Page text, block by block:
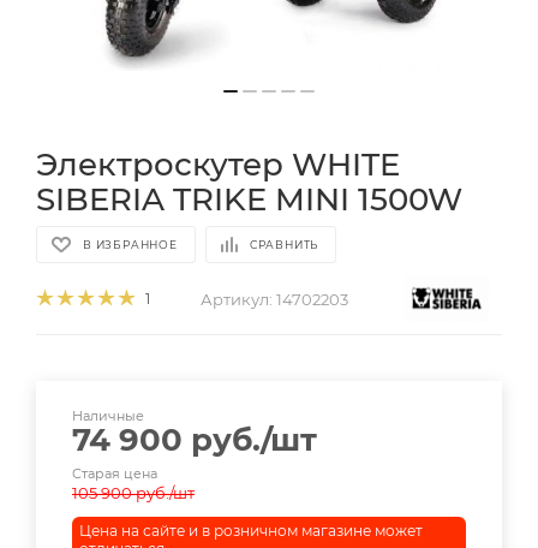
Электроскутер WHITE
SIBERIA TRIKE MINI 1500W
В ИЗБРАННОЕ СРАВНИТЬ
1 Артикул: 14702203
Наличные
74 900 руб./шт
Старая цена
105 900руб./шт
Цена на сайте и в розничном магазине может